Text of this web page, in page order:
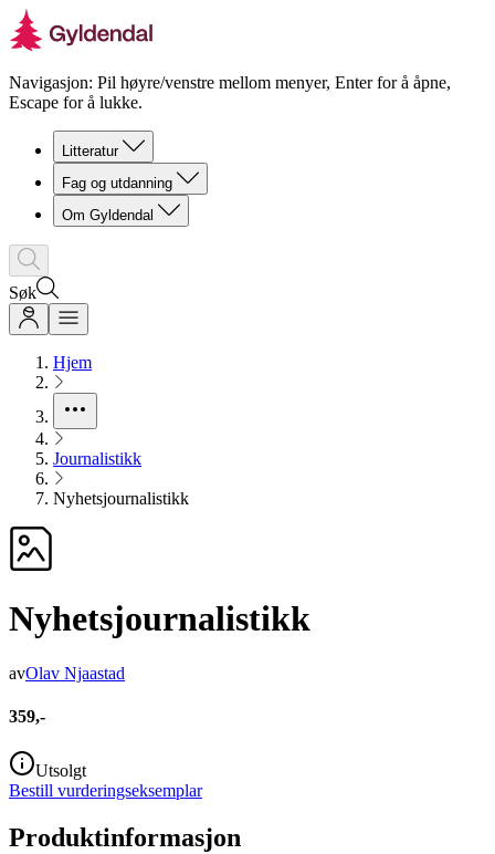
Navigasjon: Pil høyre/venstre mellom menyer, Enter for å åpne,
Escape for å lukke.
Litteratur
Fag og utdanning
Om Gyldendal
Søk
Hjem
Journalistikk
Nyhetsjournalistikk
Nyhetsjournalistikk
avOlav Njaastad
359,-
Utsolgt
Bestill vurderingseksemplar
Produktinformasjon